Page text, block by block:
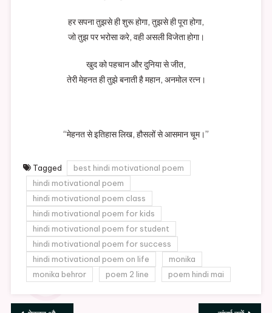
हर सपना तुझसे ही शुरू होगा, तुझसे ही पूरा होगा,
जो तुझ पर भरोसा करे, वही असली विजेता होगा।
खुद को पहचान और दुनिया से जीत,
तेरी मेहनत ही तुझे बनाती है महान, अनमोल रत्न।
“मेहनत से इतिहास लिख, हौसलों से आसमान चूम।”
Tagged
best hindi motivational poem
hindi motivational poem
hindi motivational poem class
hindi motivational poem for kids
hindi motivational poem for student
hindi motivational poem for success
hindi motivational poem on life
monika
monika behror
poem 2 line poem hindi mai